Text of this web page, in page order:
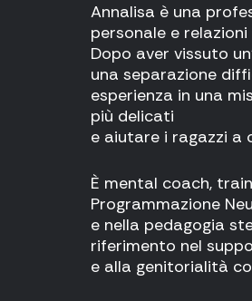
Annalisa è una
personale e
Dopo aver vissuto
una separazione
esperienza in una
più delicati
e aiutare i ragazzi a
È mental coach,
Programmazione
e nella pedagogia
riferimento nel
e alla genitorialità